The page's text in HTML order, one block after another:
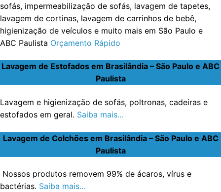
sofás, impermeabilização de sofás, lavagem de tapetes,
lavagem de cortinas, lavagem de carrinhos de bebê,
higienização de veículos e muito mais em São Paulo e
ABC Paulista Orçamento Rápido
Lavagem de Estofados em Brasilândia – São Paulo e ABC
Paulista
Lavagem e higienização de sofás, poltronas, cadeiras e
estofados em geral. Saiba mais…
Lavagem de Colchões em Brasilândia – São Paulo e ABC
Paulista
Nossos produtos removem 99% de ácaros, vírus e
bactérias. Saiba mais…